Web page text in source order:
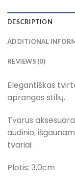
DESCRIPTION
ADDITIONAL
REVIEWS (0)
Elegantiškas
aprangos stilių.
Tvarus
audinio,
tvariai.
Plotis: 3,0cm